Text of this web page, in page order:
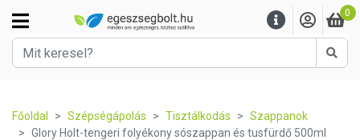
0
Főoldal Szépségápolás Tisztálkodás
Szappanok
Glory Holt-tengeri folyékony sószappan és tusfürdő 500ml